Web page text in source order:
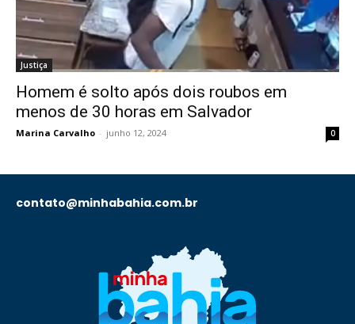
Justiça
Homem é solto após dois roubos em
menos de 30 horas em Salvador
Marina Carvalho - junho 12, 2024 0
contato@minhabahia.com.br